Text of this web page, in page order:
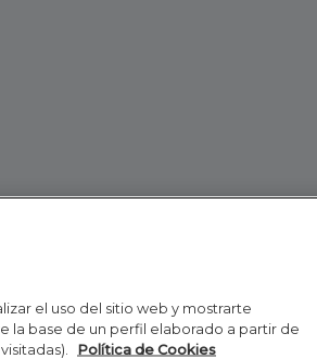
el uso del sitio web y mostrarte
la base de un perfil elaborado a partir de
Política de Cookies